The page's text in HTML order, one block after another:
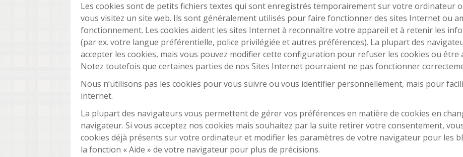
Les cookies sont de petits fichiers textes qui sont enregistrés temporairement sur votre ordinateur
vous visitez un site web. Ils sont généralement utilisés pour faire fonctionner des sites Internet ou
fonctionnement. Les cookies aident les sites Internet à reconnaître votre appareil et à retenir les
(par ex. votre langue préférentielle, police privilégiée et autres préférences). La plupart des
accepter les cookies, mais vous pouvez modifier cette configuration pour refuser les cookies ou
Notez toutefois que certaines parties de nos Sites Internet pourraient ne pas fonctionner
Nous n’utilisons pas les cookies pour vous suivre ou vous identifier personnellement, mais pour
internet.
La plupart des navigateurs vous permettent de gérer vos préférences en matière de cookies en
navigateur. Si vous acceptez nos cookies mais souhaitez par la suite retirer votre consentement,
cookies déjà présents sur votre ordinateur et modifier les paramètres de votre navigateur pour les
la fonction « Aide » de votre navigateur pour plus de précisions.